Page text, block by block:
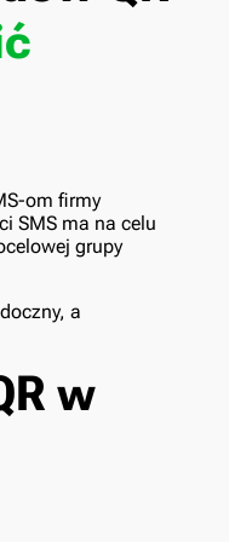
om firmy
SMS ma na celu
grupy
a
w